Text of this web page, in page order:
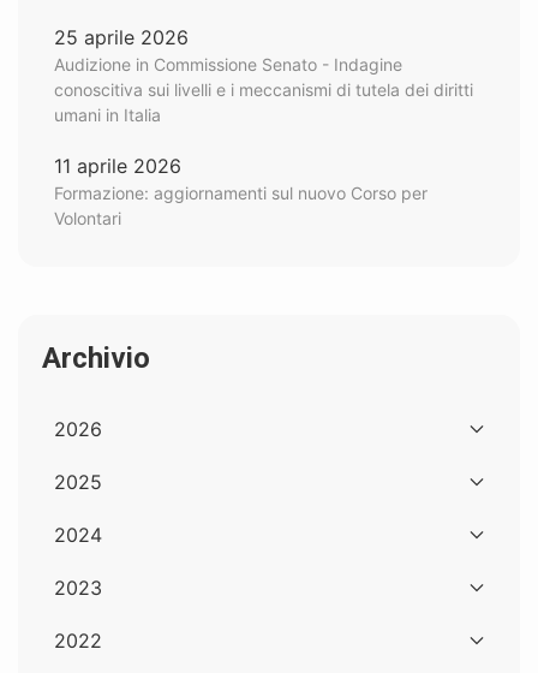
25 aprile 2026
Audizione in Commissione Senato - Indagine
conoscitiva sui livelli e i meccanismi di tutela dei diritti
umani in Italia
11 aprile 2026
Formazione: aggiornamenti sul nuovo Corso per
Volontari
Archivio
2026
2025
2024
2023
2022